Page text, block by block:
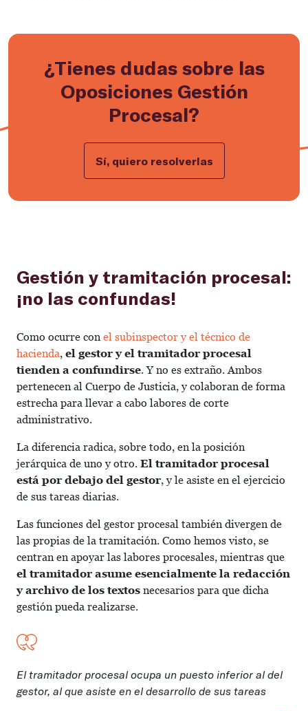
¿Tienes dudas sobre las
Oposiciones Gestión
Procesal?
Sí, quiero resolverlas
Gestión y tramitación procesal:
¡no las confundas!
Como ocurre con el subinspector y el técnico de
hacienda, el gestor y el tramitador procesal
tienden a confundirse. Y no es extraño. Ambos
pertenecen al Cuerpo de Justicia, y colaboran de forma
estrecha para llevar a cabo labores de corte
administrativo.
La diferencia radica, sobre todo, en la posición
jerárquica de uno y otro. El tramitador procesal
está por debajo del gestor, y le asiste en el ejercicio
de sus tareas diarias.
Las funciones del gestor procesal también divergen de
las propias de la tramitación. Como hemos visto, se
centran en apoyar las labores procesales, mientras que
el tramitador asume esencialmente la redacción
y archivo de los textos necesarios para que dicha
gestión pueda realizarse.
El tramitador procesal ocupa un puesto inferior al del
gestor, al que asiste en el desarrollo de sus tareas